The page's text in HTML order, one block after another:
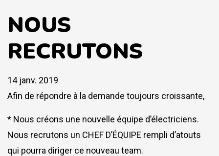
NOUS
RECRUTONS
14 janv. 2019
Afin de répondre à la demande toujours croissante,
* Nous créons une nouvelle équipe d’électriciens.
Nous recrutons un CHEF D’ÉQUIPE rempli d’atouts
qui pourra diriger ce nouveau team.